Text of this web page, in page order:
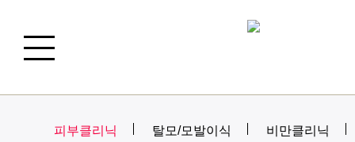
피부클리닉 탈모/모발이식 비만클리닉